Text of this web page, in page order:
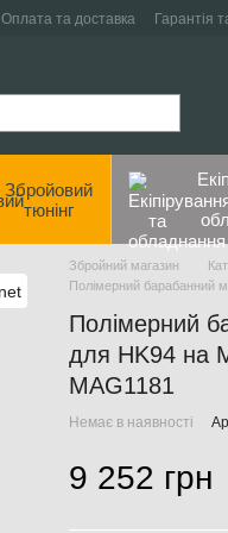
Оплата та доставка
Гарантія
Збройовий
тюнінг
Збройний магазин
Полімерний барабанний
Полімерний
для HK94 на
MAG1181
Немає в наявності
9 252 грн